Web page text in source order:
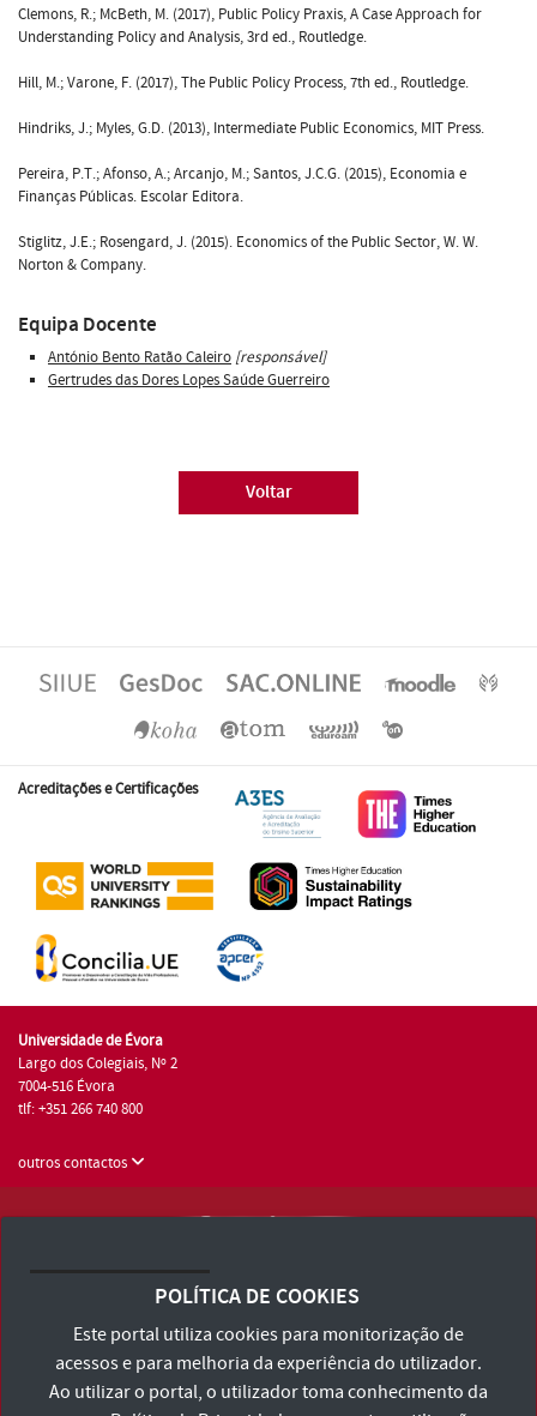
Clemons, R.; McBeth, M. (2017), Public Policy Praxis, A Case Approach for
Understanding Policy and Analysis, 3rd ed., Routledge.
Hill, M.; Varone, F. (2017), The Public Policy Process, 7th ed., Routledge.
Hindriks, J.; Myles, G.D. (2013), Intermediate Public Economics, MIT Press.
Pereira, P.T.; Afonso, A.; Arcanjo, M.; Santos, J.C.G. (2015), Economia e
Finanças Públicas. Escolar Editora.
Stiglitz, J.E.; Rosengard, J. (2015). Economics of the Public Sector, W. W.
Norton & Company.
Equipa Docente
António Bento Ratão Caleiro [responsável]
Gertrudes das Dores Lopes Saúde Guerreiro
Voltar
Acreditações e Certificações
Universidade de Évora
Largo dos Colegiais, Nº 2
7004-516 Évora
tlf: +351 266 740 800
outros contactos
Consulte os Termos e Condições e Política de Privacidade
Declaração de Acessibilidade
POLÍTICA DE COOKIES
Este portal utiliza cookies para monitorização de
acessos e para melhoria da experiência do utilizador.
Ao utilizar o portal, o utilizador toma conhecimento da